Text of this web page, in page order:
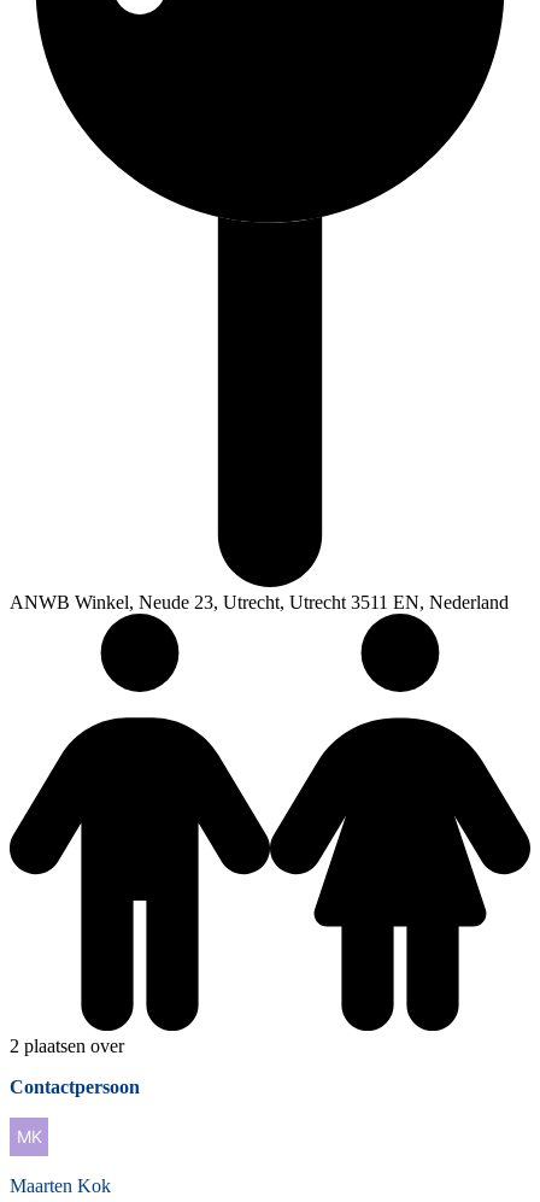
ANWB Winkel, Neude 23, Utrecht, Utrecht 3511 EN, Nederland
2 plaatsen over
Contactpersoon
Maarten Kok